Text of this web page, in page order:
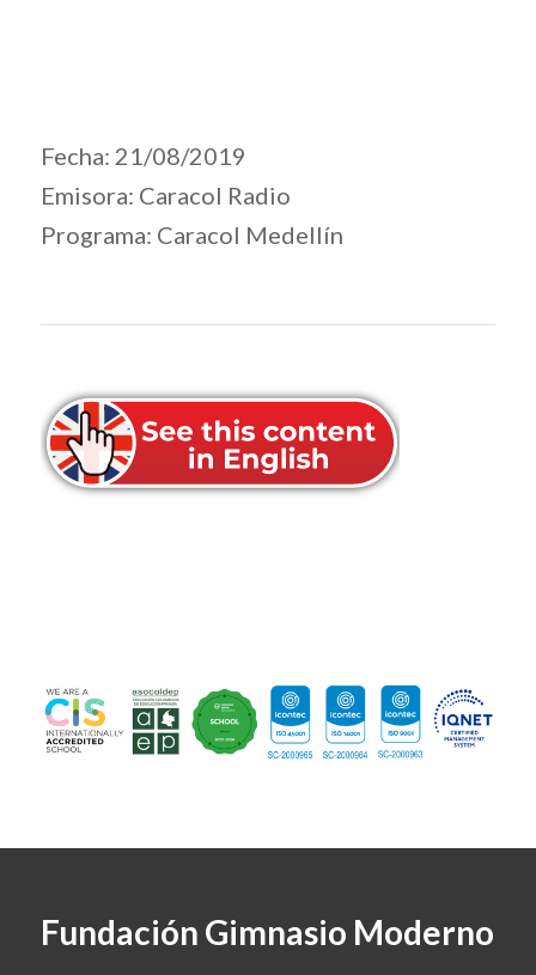
Fecha: 21/08/2019
Emisora: Caracol Radio
Programa: Caracol Medellín
Fundación Gimnasio Moderno